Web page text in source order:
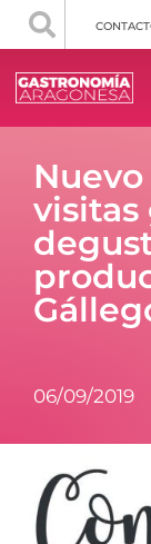
visitas
06/09/2019